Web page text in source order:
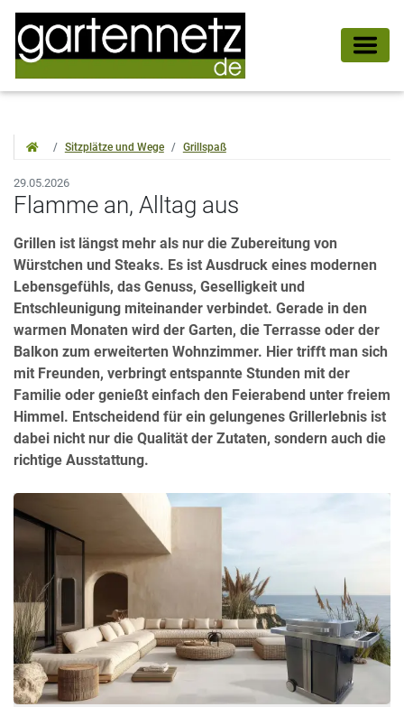
Sitzplätze und Wege Grillspaß
29.05.2026
Flamme an, Alltag aus
Grillen ist längst mehr als nur die Zubereitung von
Würstchen und Steaks. Es ist Ausdruck eines modernen
Lebensgefühls, das Genuss, Geselligkeit und
Entschleunigung miteinander verbindet. Gerade in den
warmen Monaten wird der Garten, die Terrasse oder der
Balkon zum erweiterten Wohnzimmer. Hier trifft man sich
mit Freunden, verbringt entspannte Stunden mit der
Familie oder genießt einfach den Feierabend unter freiem
Himmel. Entscheidend für ein gelungenes Grillerlebnis ist
dabei nicht nur die Qualität der Zutaten, sondern auch die
richtige Ausstattung.